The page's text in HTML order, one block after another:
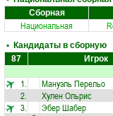
Сборная
Национальная
• Кандидаты в сборную
87
Игрок
1. Мануэль Перельо
2.
Хулен Ольрис
3.
Эбер Шабер